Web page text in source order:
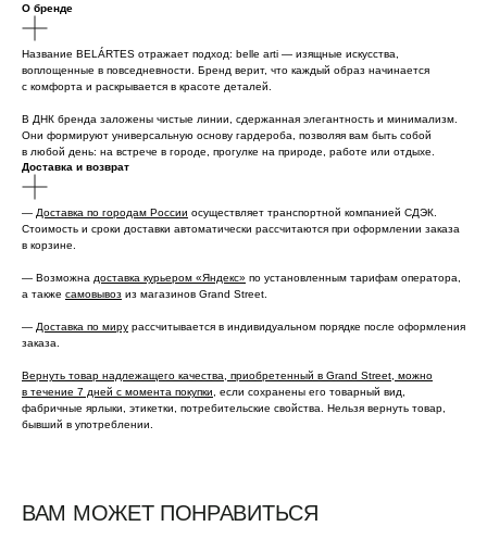
О бренде
Название BELÁRTES отражает подход: belle arti — изящные искусства,
воплощенные в повседневности. Бренд верит, что каждый образ начинается
с комфорта и раскрывается в красоте деталей.
В ДНК бренда заложены чистые линии, сдержанная элегантность и минимализм.
Они формируют универсальную основу гардероба, позволяя вам быть собой
в любой день: на встрече в городе, прогулке на природе, работе или отдыхе.
Доставка и возврат
— Доставка по городам России осуществляет транспортной компанией СДЭК.
Стоимость и сроки доставки автоматически рассчитаются при оформлении заказа
в корзине.
— Возможна доставка курьером «Яндекс» по установленным тарифам оператора,
а также самовывоз из магазинов Grand Street.
— Доставка по миру рассчитывается в индивидуальном порядке после оформления
заказа.
Вернуть товар надлежащего качества, приобретенный в Grand Street, можно
в течение 7 дней с момента покупки,
если сохранены его товарный вид,
фабричные ярлыки, этикетки, потребительские свойства. Нельзя вернуть товар,
бывший в употреблении.
ВАМ МОЖЕТ ПОНРАВИТЬСЯ